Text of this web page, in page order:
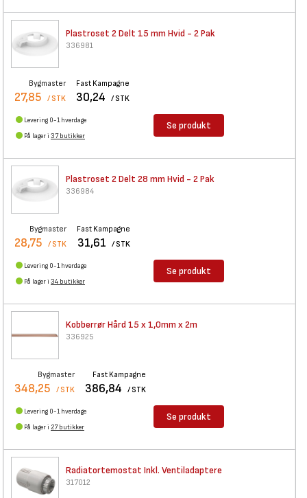
Plastroset 2 Delt 15 mm Hvid - 2 Pak
336981
Bygmaster
27,85 / STK
Fast Kampagne
30,24 / STK
Levering 0-1 hverdage
På lager i 37 butikker
Se produkt
Plastroset 2 Delt 28 mm Hvid - 2 Pak
336984
Bygmaster
28,75 / STK
Fast Kampagne
31,61 / STK
Levering 0-1 hverdage
På lager i 34 butikker
Se produkt
Kobberrør Hård 15 x 1,0mm x 2m
336925
Bygmaster
348,25 / STK
Fast Kampagne
386,84 / STK
Levering 0-1 hverdage
På lager i 27 butikker
Se produkt
Radiatortemostat Inkl. Ventiladaptere
317012